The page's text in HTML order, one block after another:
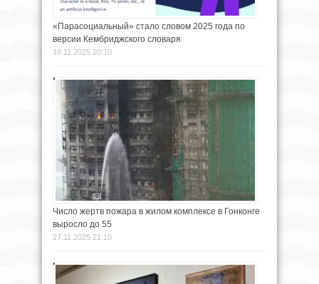
«Парасоциальный» стало словом 2025 года по
версии Кембриджского словаря
18.11.2025 20:10
Число жертв пожара в жилом комплексе в Гонконге
выросло до 55
27.11.2025 21:10